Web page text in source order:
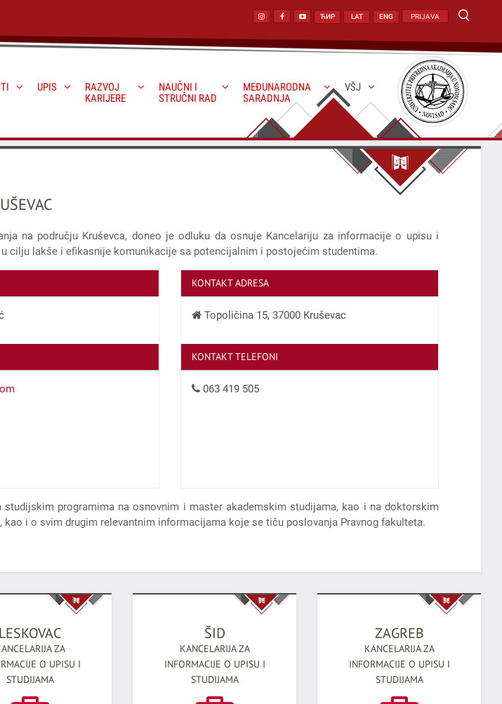
PRIJAVA
ЋИР LAT ENG
UPIS
RAZVOJ
KARIJERE
NAUČNI I
STRUČNI RAD
MEĐUNARODNA
SARADNJA
VŠJ
na području Kruševca, doneo je odluku da osnuje Kancelariju za informacije o upisu i
cilju lakše i efikasnije komunikacije sa potencijalnim i postojećim studentima.
KONTAKT ADRESA
Topoličina 15, 37000 Kruševac
KONTAKT TELEFONI
063 419 505
programima na osnovnim i master akademskim studijama, kao i na doktorskim
i o svim drugim relevantnim informacijama koje se tiču poslovanja Pravnog fakulteta.
LESKOVAC
ZA
O UPISU I
STUDIJAMA
ŠID
KANCELARIJA ZA
INFORMACIJE O UPISU I
STUDIJAMA
ZAGREB
KANCELARIJA ZA
INFORMACIJE O UPISU I
STUDIJAMA